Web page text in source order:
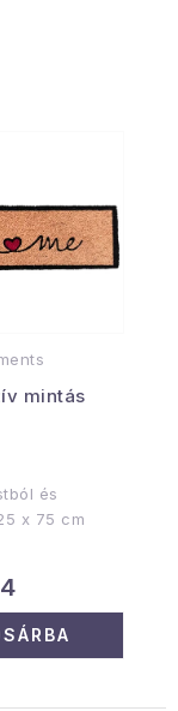
mintás
és
x 75 cm